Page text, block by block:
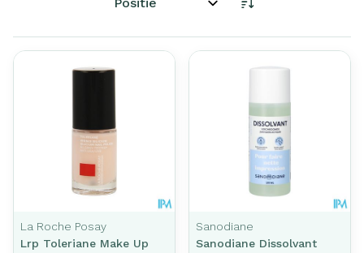
Sorteer op:
La Roche Posay
Lrp Toleriane Make Up
Sanodiane
Sanodiane Dissolvant